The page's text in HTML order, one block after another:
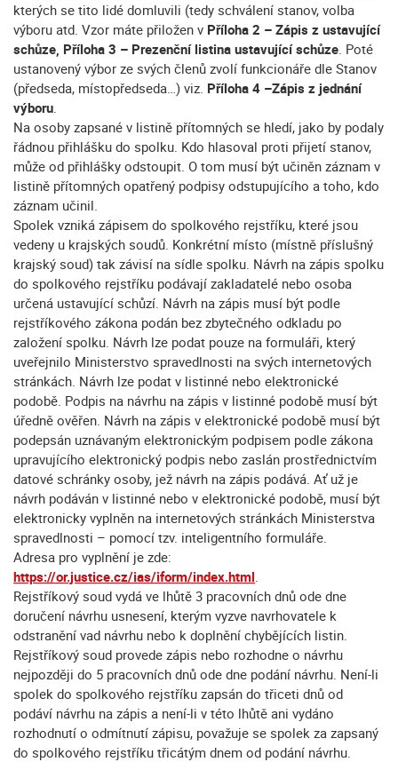
kterých se tito lidé domluvili (tedy schválení stanov, volba
výboru atd. Vzor máte přiložen v Příloha 2 – Zápis z ustavující
schůze, Příloha 3 – Prezenční listina ustavující schůze. Poté
ustanovený výbor ze svých členů zvolí funkcionáře dle Stanov
(předseda, místopředseda…) viz. Příloha 4 –Zápis z jednání
výboru.
Na osoby zapsané v listině přítomných se hledí, jako by podaly
řádnou přihlášku do spolku. Kdo hlasoval proti přijetí stanov,
může od přihlášky odstoupit. O tom musí být učiněn záznam v
listině přítomných opatřený podpisy odstupujícího a toho, kdo
záznam učinil.
Spolek vzniká zápisem do spolkového rejstříku, které jsou
vedeny u krajských soudů. Konkrétní místo (místně příslušný
krajský soud) tak závisí na sídle spolku. Návrh na zápis spolku
do spolkového rejstříku podávají zakladatelé nebo osoba
určená ustavující schůzí. Návrh na zápis musí být podle
rejstříkového zákona podán bez zbytečného odkladu po
založení spolku. Návrh lze podat pouze na formuláři, který
uveřejnilo Ministerstvo spravedlnosti na svých internetových
stránkách. Návrh lze podat v listinné nebo elektronické
podobě. Podpis na návrhu na zápis v listinné podobě musí být
úředně ověřen. Návrh na zápis v elektronické podobě musí být
podepsán uznávaným elektronickým podpisem podle zákona
upravujícího elektronický podpis nebo zaslán prostřednictvím
datové schránky osoby, jež návrh na zápis podává. Ať už je
návrh podáván v listinné nebo v elektronické podobě, musí být
elektronicky vyplněn na internetových stránkách Ministerstva
spravedlnosti – pomocí tzv. inteligentního formuláře.
Adresa pro vyplnění je zde:
https://or.justice.cz/ias/iform/index.html.
Rejstříkový soud vydá ve lhůtě 3 pracovních dnů ode dne
doručení návrhu usnesení, kterým vyzve navrhovatele k
odstranění vad návrhu nebo k doplnění chybějících listin.
Rejstříkový soud provede zápis nebo rozhodne o návrhu
nejpozději do 5 pracovních dnů ode dne podání návrhu. Není-li
spolek do spolkového rejstříku zapsán do třiceti dnů od
podáví návrhu na zápis a není-li v této lhůtě ani vydáno
rozhodnutí o odmítnutí zápisu, považuje se spolek za zapsaný
do spolkového rejstříku třicátým dnem od podání návrhu.